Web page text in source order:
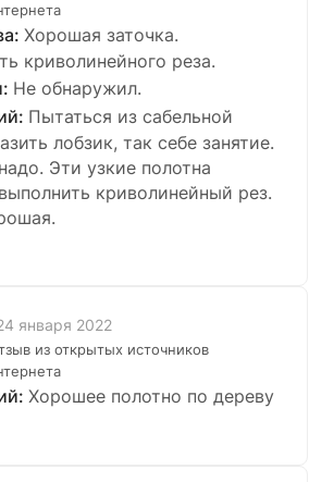
Хорошая заточка.
криволинейного реза.
Не обнаружил.
Пытаться из сабельной
лобзик, так себе занятие.
Эти узкие полотна
криволинейный рез.
января 2022
из открытых источников
Хорошее полотно по дереву